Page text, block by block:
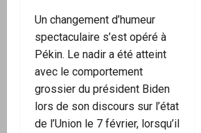
Un changement d’humeur
spectaculaire s’est opéré à
Pékin. Le nadir a été atteint
avec le comportement
grossier du président Biden
lors de son discours sur l’état
de l’Union le 7 février, lorsqu’il